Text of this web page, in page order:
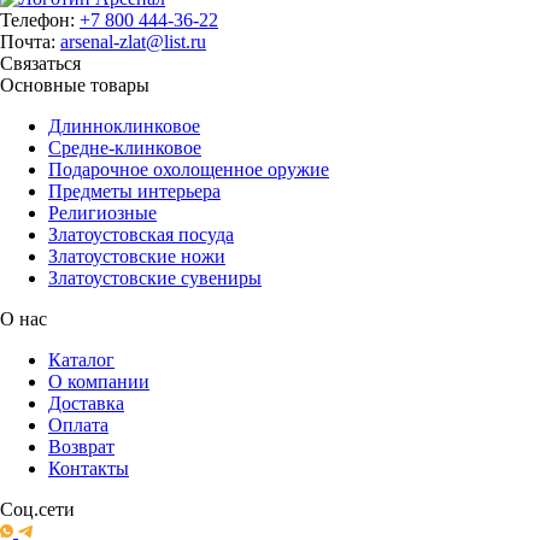
Телефон: +7 800 444-36-22
Почта: arsenal-zlat@list.ru
Связаться
Основные товары
Длинноклинковое
Средне-клинковое
Подарочное охолощенное оружие
Предметы интерьера
Религиозные
Златоустовская посуда
Златоустовские ножи
Златоустовские сувениры
О нас
Каталог
О компании
Доставка
Оплата
Возврат
Контакты
Соц.сети